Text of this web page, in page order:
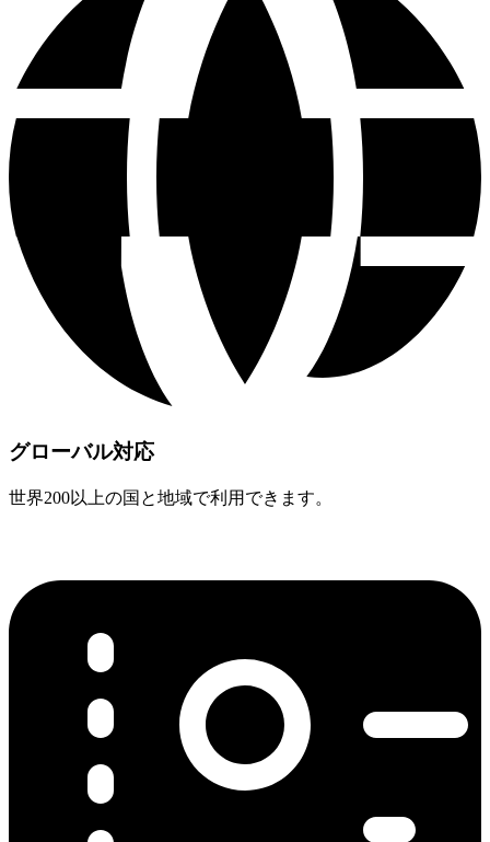
グローバル対応
世界200以上の国と地域で利用できます。